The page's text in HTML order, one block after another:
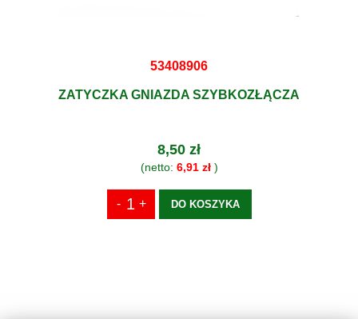
53408906
ZATYCZKA GNIAZDA SZYBKOZŁĄCZA
8,50 zł
(netto: 6,91 zł)
DO KOSZYKA